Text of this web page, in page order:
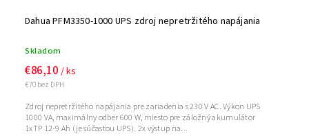
Dahua PFM3350-1000 UPS zdroj nepretržitého napájania
Skladom
€70 bez DPH
€86,10 / ks
Zdroj nepretržitého napájania pre zariadenia s 230 V AC. Výkon UPS
1000 VA, maximálny odber 600 W, miesto pre záložný akumulátor
1xTP 12-9 Ah (je súčasťou UPS). 2x výstup na...